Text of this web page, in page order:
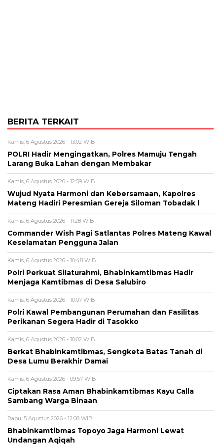
BERITA TERKAIT
Kamis, 6 Agustus 2026 - 13:02 WIB
POLRI Hadir Mengingatkan, Polres Mamuju Tengah
Larang Buka Lahan dengan Membakar
Kamis, 6 Agustus 2026 - 12:59 WIB
Wujud Nyata Harmoni dan Kebersamaan, Kapolres
Mateng Hadiri Peresmian Gereja Siloman Tobadak l
Kamis, 6 Agustus 2026 - 11:28 WIB
Commander Wish Pagi Satlantas Polres Mateng Kawal
Keselamatan Pengguna Jalan
Kamis, 6 Agustus 2026 - 10:48 WIB
Polri Perkuat Silaturahmi, Bhabinkamtibmas Hadir
Menjaga Kamtibmas di Desa Salubiro
Kamis, 6 Agustus 2026 - 10:07 WIB
Polri Kawal Pembangunan Perumahan dan Fasilitas
Perikanan Segera Hadir di Tasokko
Kamis, 6 Agustus 2026 - 10:02 WIB
Berkat Bhabinkamtibmas, Sengketa Batas Tanah di
Desa Lumu Berakhir Damai
Kamis, 6 Agustus 2026 - 09:57 WIB
Ciptakan Rasa Aman Bhabinkamtibmas Kayu Calla
Sambang Warga Binaan
Rabu, 5 Agustus 2026 - 12:08 WIB
Bhabinkamtibmas Topoyo Jaga Harmoni Lewat
Undangan Aqiqah